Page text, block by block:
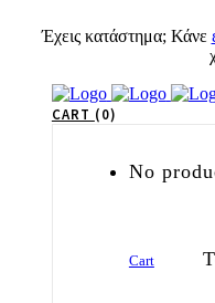
Έχεις κατάστημα; Κάνε
CART 0
No
Cart